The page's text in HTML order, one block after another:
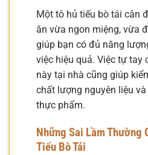
Một tô hủ tiếu bò tái cân
ăn vừa ngon miệng, vừa
giúp bạn có đủ năng
việc hiệu quả. Việc tự tay
này tại nhà cũng giúp
chất lượng nguyên liệu
thực phẩm.
Những Sai Lầm Thường
Tiếu Bò Tái